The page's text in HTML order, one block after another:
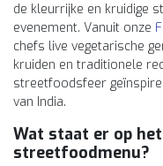
de kleurrijke en kruidige
evenement. Vanuit onze
chefs live vegetarische
kruiden en traditionele
streetfoodsfeer
van India.
Wat staat er op
streetfoodmenu?